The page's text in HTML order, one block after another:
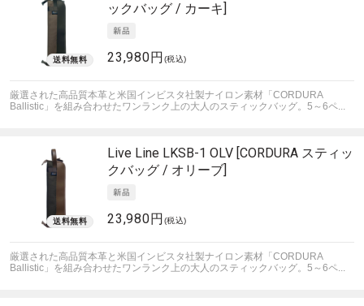
ックバッグ / カーキ]
23,980円 (税込)
厳選された高品質本革と米国インビスタ社製ナイロン素材「CORDURA
Ballistic」を組み合わせたワンランク上の大人のスティックバッグ。5～6ペ...
Live Line LKSB-1 OLV [CORDURA スティッ
クバッグ / オリーブ]
23,980円 (税込)
厳選された高品質本革と米国インビスタ社製ナイロン素材「CORDURA
Ballistic」を組み合わせたワンランク上の大人のスティックバッグ。5～6ペ...